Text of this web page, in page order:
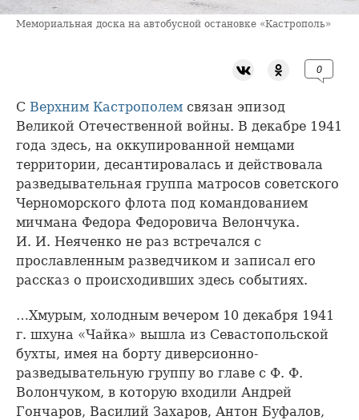
Мемориальная доска на автобусной остановке «Кастрополь»
0
С Верхним Кастрополем связан эпизод
Великой Отечественной войны. В декабре 1941
года здесь, на оккупированной немцами
территории, десантировалась и действовала
разведывательная группа матросов советского
Черноморского флота под командованием
мичмана Федора Федоровича Велончука.
И. И. Неяченко не раз встречался с
прославленным разведчиком и записал его
рассказ о происходивших здесь событиях.
…Хмурым, холодным вечером 10 декабря 1941
г. шхуна «Чайка» вышла из Севастопольской
бухты, имея на борту диверсионно-
разведывательную группу во главе с Ф. Ф.
Волончуком, в которую входили Андрей
Гончаров, Василий Захаров, Антон Буфалов,